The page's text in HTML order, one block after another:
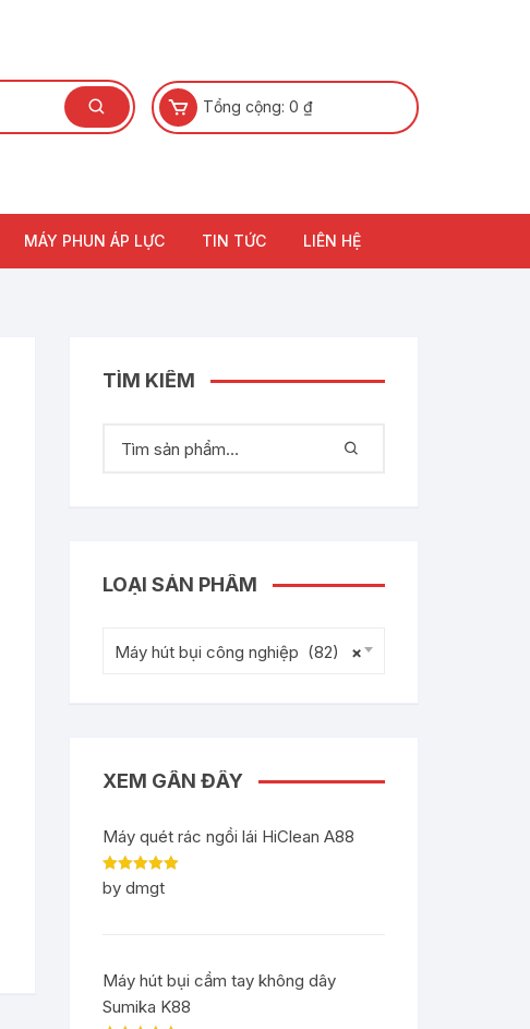
Tổng cộng: 0 ₫
MÁY PHUN ÁP LỰC TIN TỨC LIÊN HỆ
TÌM KIẾM
LOẠI SẢN PHẨM
×
Máy hút bụi công nghiệp (82)
XEM GẦN ĐÂY
Máy quét rác ngồi lái HiClean A88
Rated5out
of 5
by dmgt
Máy hút bụi cầm tay không dây
Sumika K88